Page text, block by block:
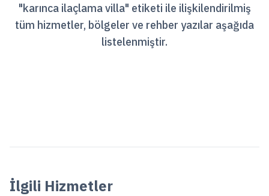
"karınca ilaçlama villa" etiketi ile ilişkilendirilmiş
tüm hizmetler, bölgeler ve rehber yazılar aşağıda
listelenmiştir.
İlgili Hizmetler